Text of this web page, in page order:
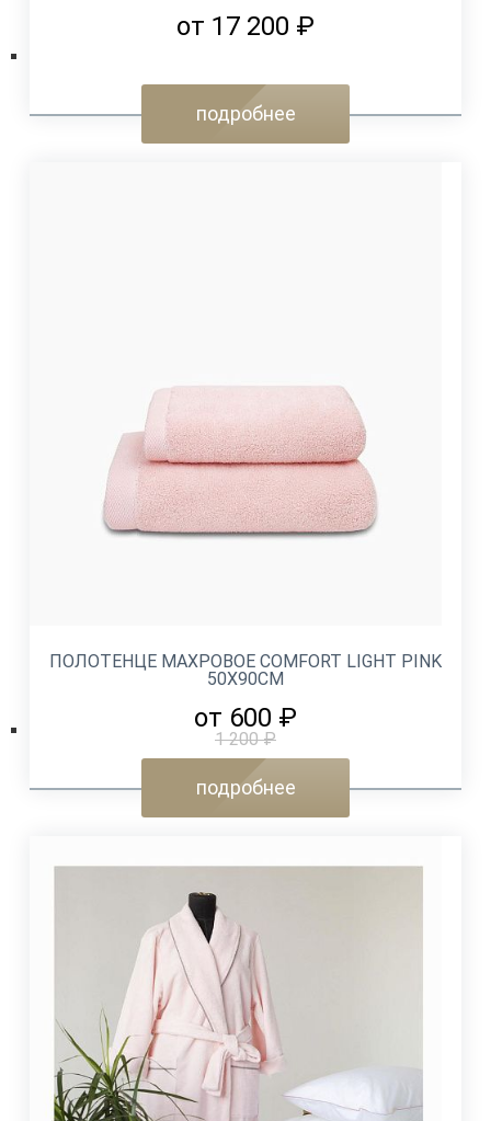
от 17 200 ₽
подробнее
ПОЛОТЕНЦЕ МАХРОВОЕ COMFORT LIGHT PINK
50Х90СМ
от 600 ₽
1 200 ₽
подробнее